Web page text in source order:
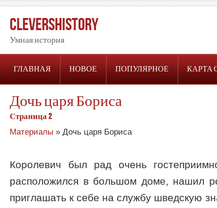
CleversHistory
Умная история
ГЛАВНАЯ НОВОЕ ПОПУЛЯРНОЕ КАРТА
Дочь царя Бориса
Страница 2
Материалы » Дочь царя Бориса
Королевич был рад очень
расположился в большом доме, нашил
приглашать к себе на службу шведскую